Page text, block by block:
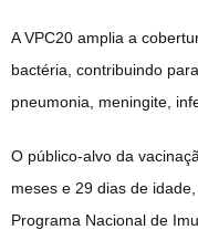
A VPC20 amplia a
bactéria, contribuindo
pneumonia, meningite,
O público-alvo da
meses e 29 dias de
Programa Nacional de